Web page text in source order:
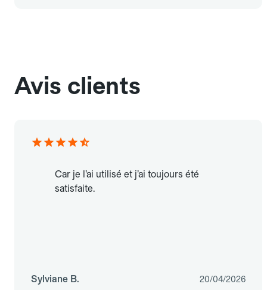
Avis clients
Car je l’ai utilisé et j’ai toujours été
satisfaite.
Sylviane B. 20/04/2026